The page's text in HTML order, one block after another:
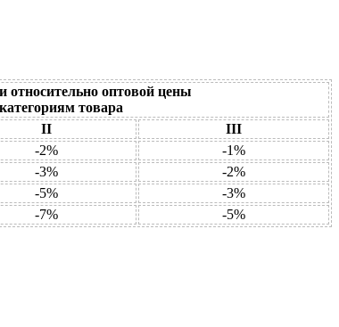
относительно оптовой цены
товара
II
III
-2%
-1%
-3%
-2%
-5%
-3%
-7% -5%